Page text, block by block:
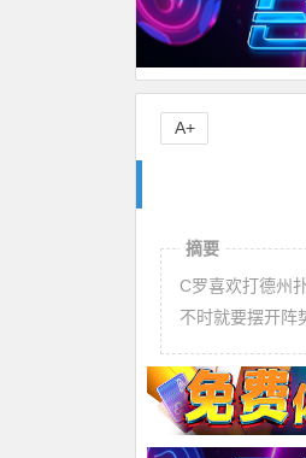
A+
摘要
C罗喜欢打德州
不时就要摆开阵